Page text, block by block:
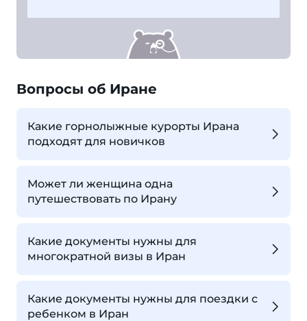
Вопросы об Иране
Какие горнолыжные курорты Ирана
подходят для новичков
Может ли женщина одна
путешествовать по Ирану
Какие документы нужны для
многократной визы в Иран
Какие документы нужны для поездки с
ребенком в Иран